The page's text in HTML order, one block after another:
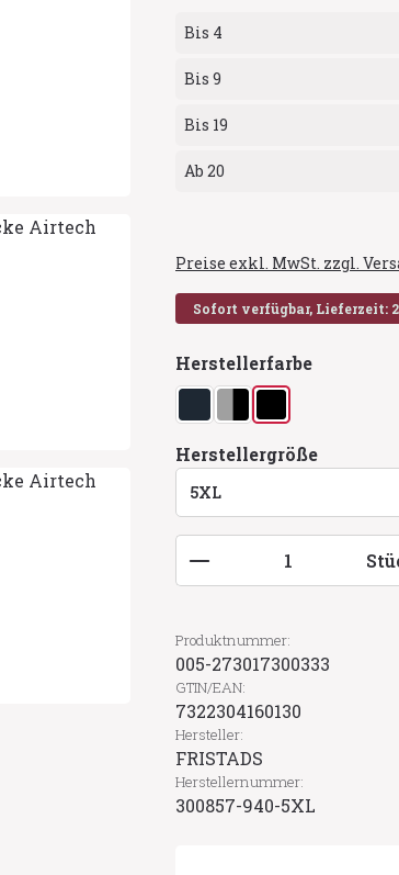
Bis 4
Bis 9
Bis 19
Ab 20
Preise exkl. MwSt. zzgl.
Sofort verfügbar, Lieferzeit:
Herstellerfarbe
dunkelmarine
(Diese Option ist zurzeit nicht
grau/schwarz
(Diese Option ist zurzeit
schwarz
Herstellergröße
Produkt Anzahl:
Produktnummer:
005-273017300333
GTIN/EAN:
7322304160130
Hersteller:
FRISTADS
Herstellernummer:
300857-940-5XL